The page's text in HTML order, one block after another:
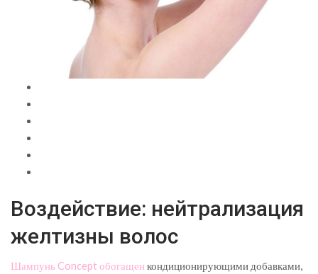
Воздействие: нейтрализация
желтизны волос
Шампунь Concept обогащен кондиционирующими добавками,